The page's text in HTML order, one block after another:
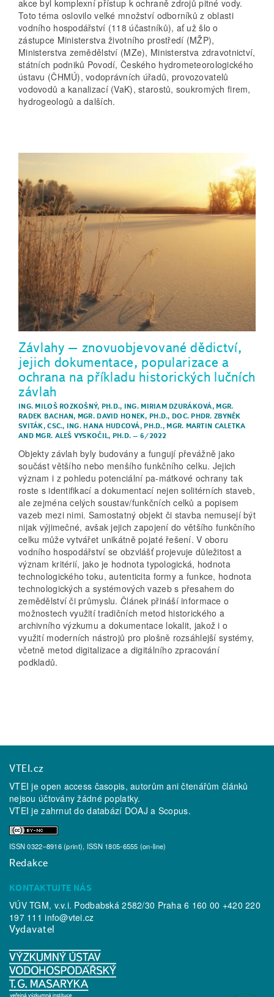
akce byl komplexní přístup k ochraně zdrojů pitné vody.
Toto téma oslovilo velké množství odborníků z oblasti
vodního hospodářství (118 účastníků), ať už šlo o
zástupce Ministerstva životního prostředí (MŽP),
Ministerstva zemědělství (MZe), Ministerstva zdravotnictví,
státních podniků Povodí, Českého hydrometeorologického
ústavu (ČHMÚ), vodoprávních úřadů, provozovatelů
vodovodů a kanalizací (VaK), starostů, soukromých firem,
hydrogeologů a dalších.
Závlahy – znovuobjevované dědictví,
jejich dokumentace, popularizace a
ochrana na příkladu historických lučních
závlah
ING. MILOŠ ROZKOŠNÝ, PH.D., ING. MIRIAM DZURÁKOVÁ, MGR.
RADEK BACHAN, MGR. DAVID HONEK, PH.D., DOC. PHDR. ZBYNĚK
SVITÁK, CSC., ING. HANA HUDCOVÁ, PH.D., MGR. MARTIN CALETKA
AND MGR. ALEŠ VYSKOČIL, PH.D. – 6/2022
Objekty závlah byly budovány a fungují převážně jako
součást většího nebo menšího funkčního celku. Jejich
význam i z pohledu potenciální pa-mátkové ochrany tak
roste s identifikací a dokumentací nejen solitérních staveb,
ale zejména celých soustav/funkčních celků a popisem
vazeb mezi nimi. Samostatný objekt či stavba nemusejí být
nijak výjimečné, avšak jejich zapojení do většího funkčního
celku může vytvářet unikátně pojaté řešení. V oboru
vodního hospodářství se obzvlášť projevuje důležitost a
význam kritérií, jako je hodnota typologická, hodnota
technologického toku, autenticita formy a funkce, hodnota
technologických a systémových vazeb s přesahem do
zemědělství či průmyslu. Článek přináší informace o
možnostech využití tradičních metod historického a
archivního výzkumu a dokumentace lokalit, jakož i o
využití moderních nástrojů pro plošně rozsáhlejší systémy,
včetně metod digitalizace a digitálního zpracování
podkladů.
VTEI.cz
VTEI je open access časopis, autorům ani čtenářům článků
nejsou účtovány žádné poplatky.
VTEI je zahrnut do databází DOAJ a Scopus.
ISSN 0322–8916 (print), ISSN 1805-6555 (on-line)
Redakce
KONTAKTUJTE NÁS
VÚV TGM, v.v.i. Podbabská 2582/30 Praha 6 160 00 +420 220
197 111info@vtei.cz
Vydavatel